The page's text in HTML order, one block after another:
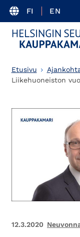
FI EN
Etusivu
Liikehuoneiston
12.3.2020